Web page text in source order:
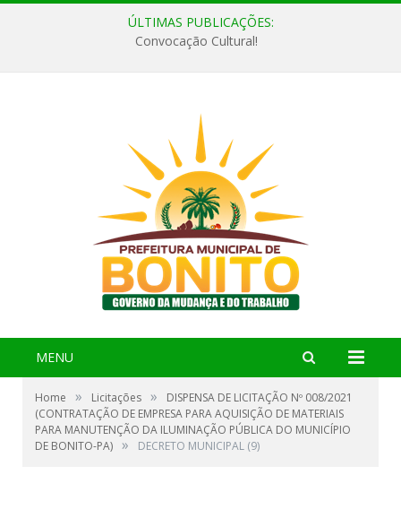
ÚLTIMAS PUBLICAÇÕES:
Convocação Cultural!
MENU
Home » Licitações »
DISPENSA DE LICITAÇÃO Nº 008/2021
(CONTRATAÇÃO DE EMPRESA PARA AQUISIÇÃO DE MATERIAIS
PARA MANUTENÇÃO DA ILUMINAÇÃO PÚBLICA DO MUNICÍPIO
DE BONITO-PA) » DECRETO MUNICIPAL (9)